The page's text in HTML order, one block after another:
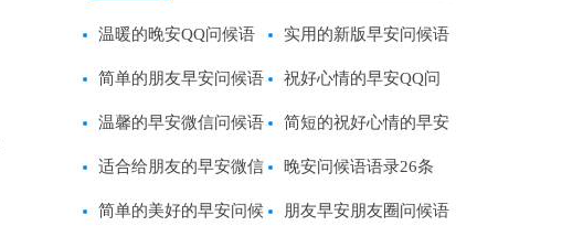
温暖的晚安QQ问候语
33条
实用的新版早安问候语
简单的朋友早安问候语
语录
祝好心情的早安QQ问
候语33条
温馨的早安微信问候语 简短的祝好心情的早安
问候语短信55条
适合给朋友的早安微信
问候语47条
晚安问候语语录26条
简单的美好的早安问候 朋友早安朋友圈问候语